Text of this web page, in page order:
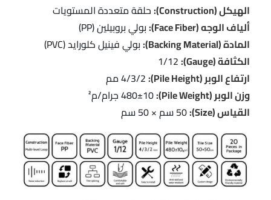
الهيكل (Construction):
حلقة متعددة المستويات
ألياف الوجه (Face Fiber):
بولي بروبيلين (PP)
المادة (Backing Material):
بولي فينيل كلورايد (PVC)
الكثافة (Gauge):
ارتفاع الوبر (Pile Height):
وزن الوبر (Pile Weight):
القياس (Size):